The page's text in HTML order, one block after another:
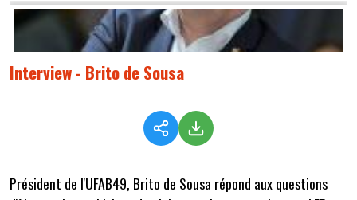
Interview - Brito de Sousa
Président de l'UFAB49, Brito de Sousa répond aux questions